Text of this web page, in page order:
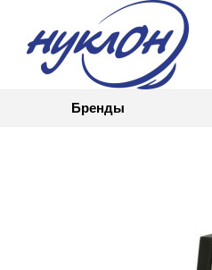
Бренды